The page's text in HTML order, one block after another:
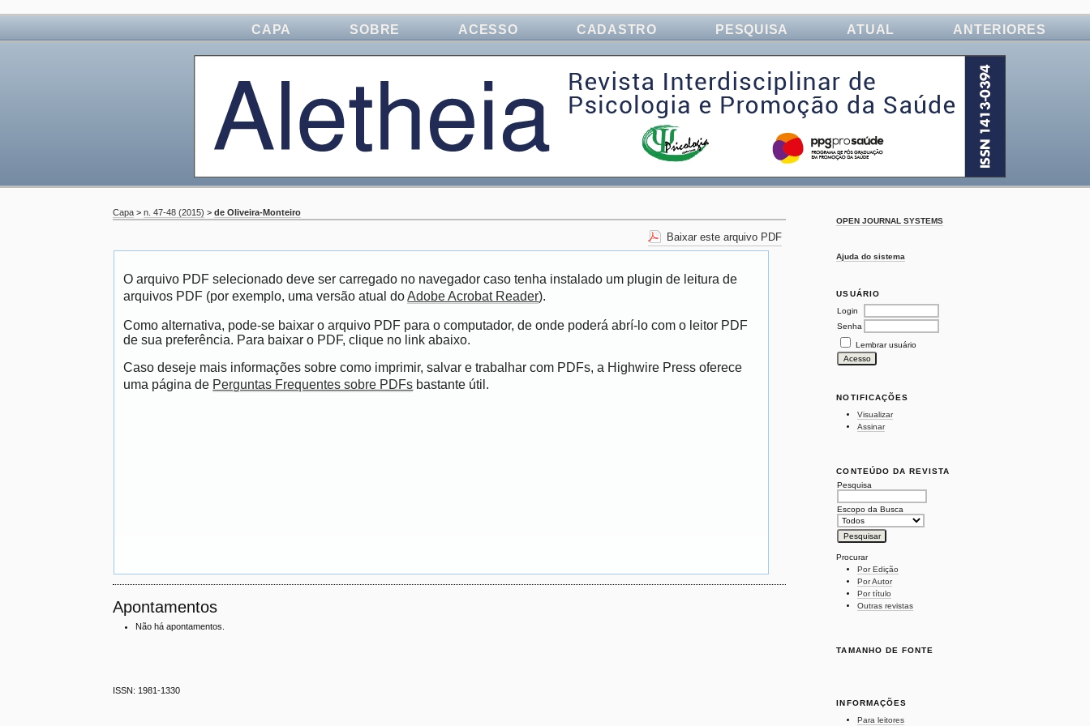
OPEN JOURNAL SYSTEMS
Ajuda do sistema
USUÁRIO
Login
Senha
Lembrar usuário
NOTIFICAÇÕES
Visualizar
Assinar
CONTEÚDO DA REVISTA
Pesquisa
Escopo da Busca
Procurar
Por Edição
Por Autor
Por título
Outras revistas
TAMANHO DE FONTE
INFORMAÇÕES
Para leitores
CAPA SOBRE ACESSO CADASTRO PESQUISA ATUAL ANTERIORES
Capa >n. 47-48 (2015) >de Oliveira-Monteiro
Baixar este arquivo PDF
O arquivo PDF selecionado deve ser carregado no navegador caso tenha instalado um plugin de leitura de
arquivos PDF (por exemplo, uma versão atual doAdobe Acrobat Reader).
Como alternativa, pode-se baixar o arquivo PDF para o computador, de onde poderá abrí-lo com o leitor PDF
de sua preferência. Para baixar o PDF, clique no link abaixo.
Caso deseje mais informações sobre como imprimir, salvar e trabalhar com PDFs, a Highwire Press oferece
uma página de Perguntas Frequentes sobre PDFs bastante útil.
Apontamentos
Não há apontamentos.
ISSN: 1981-1330